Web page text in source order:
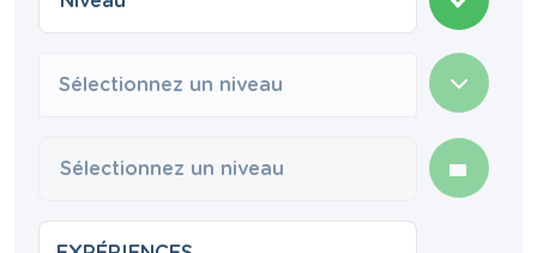
Sélectionnez un niveau